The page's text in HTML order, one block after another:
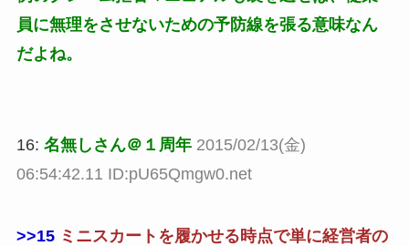
員に無理をさせないための予防線を張る意味なん
だよね。
16: 名無しさん＠１周年 2015/02/13(金)
06:54:42.11 ID:pU65Qmgw0.net
>>15ミニスカートを履かせる時点で単に経営者の